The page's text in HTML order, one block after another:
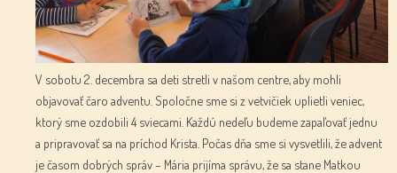
V sobotu 2. decembra sa deti stretli v našom centre, aby mohli
objavovať čaro adventu. Spoločne sme si z vetvičiek uplietli veniec,
ktorý sme ozdobili 4 sviecami. Každú nedeľu budeme zapaľovať jednu
a pripravovať sa na príchod Krista. Počas dňa sme si vysvetlili, že advent
je časom dobrých správ – Mária prijíma správu, že sa stane Matkou